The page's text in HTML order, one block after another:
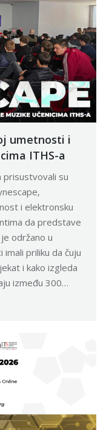
umetnosti i
ITHS-a
prisustvovali su
i elektronsku
da predstave
održano u
priliku da čuju
i kako izgleda
između 300…